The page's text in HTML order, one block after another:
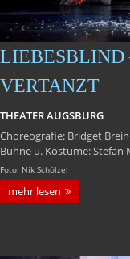
LIEBESBLIND
VERTANZT
THEATER AUGSBURG
Choreografie: Bridget
Bühne u. Kostüme: Stefan
Foto: Nik Schölzel
mehr lesen